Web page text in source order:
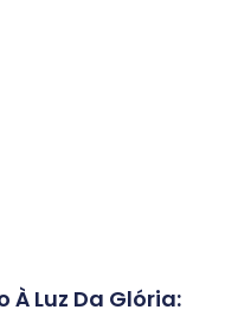
À Luz Da Glória: